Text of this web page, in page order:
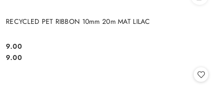
RECYCLED PET RIBBON 10mm 20m MAT LILAC
Cena:
9.00
Cena:
9.00